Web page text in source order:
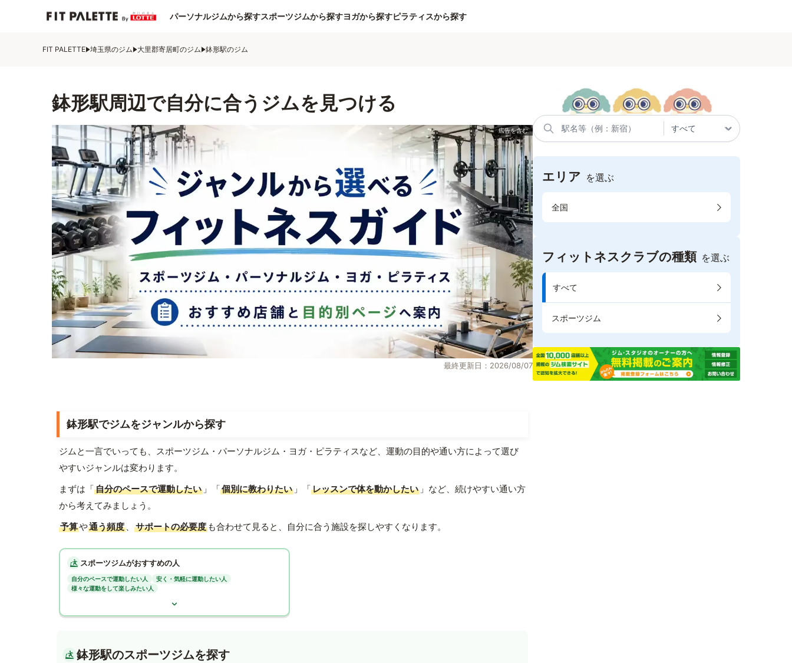
パーソナルジムから探すスポーツジムから探すヨガから探すピラティスから探す
FIT PALETTE 埼玉県のジム 大里郡寄居町のジム 鉢形駅のジム
鉢形駅周辺で自分に合うジムを見つける
最終更新日：2026/08/07
鉢形駅でジムをジャンルから探す
ジムと一言でいっても、スポーツジム・パーソナルジム・ヨガ・ピラティスなど、運動の目的や通い方によって選び
やすいジャンルは変わります。
まずは「自分のペースで運動したい 」「個別に教わりたい 」「レッスンで体を動かしたい 」など、続けやすい通い方
から考えてみましょう。
予算や通う頻度 、 サポートの必要度 も合わせて見ると、自分に合う施設を探しやすくなります。
スポーツジムがおすすめの人
自分のペースで運動したい人
安く・気軽に運動したい人
様々な運動をして楽しみたい人
鉢形駅のスポーツジムを探す
エリア を選ぶ
全国
フィットネスクラブの種類 を選ぶ
すべて
スポーツジム